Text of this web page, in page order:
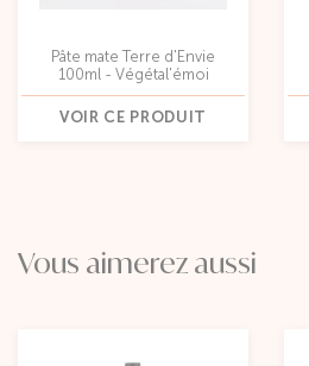
Pâte mate Terre d'Envie
100ml - Végétal'émoi
VOIR CE PRODUIT
Vous aimerez aussi